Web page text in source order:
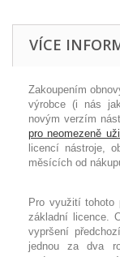
VÍCE
Zakoupením
výrobce (i nás
novým verzím
pro neomezeně
licencí nástroje,
měsících od
Pro využití tohoto
základní licence.
vypršení
jednou za dva